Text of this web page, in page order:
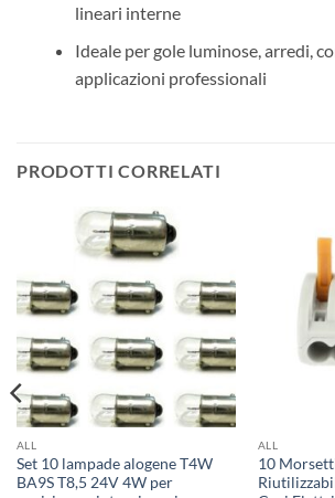
lineari interne
Ideale per gole luminose, arredi,
applicazioni professionali
PRODOTTI CORRELATI
ALL
Set 10 lampade alogene T4W
BA9S T8,5 24V 4W per
ALL
10